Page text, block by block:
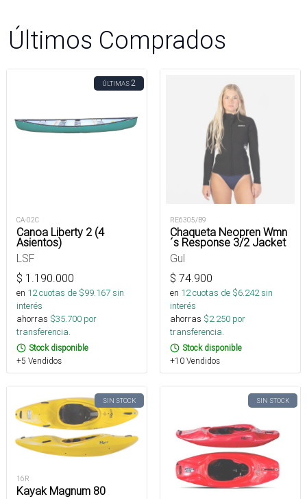
Últimos Comprados
ÚLTIMAS2
CA-02C
Canoa Liberty 2 (4
Asientos)
LSF
$ 1.190.000
en 12cuotas de $99.167sin
interés
ahorras $35.700 por
transferencia.
Stock disponible
+5 Vendidos
RE6305/B9
Chaqueta Neopren Wmn
´s Response 3/2 Jacket
Gul
$ 74.900
en 12cuotas de $6.242sin
interés
ahorras $2.250 por
transferencia.
Stock disponible
+10 Vendidos
SIN STOCK
16R
Kayak Magnum 80
SIN STOCK